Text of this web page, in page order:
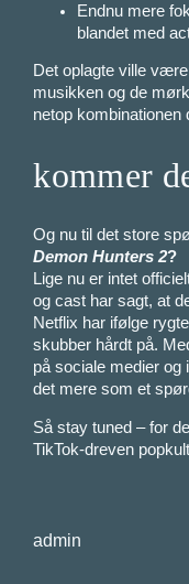
Endnu mere
blandet med
Det oplagte ville
musikken og de
netop kombinationen
kommer
Og nu til det store
Demon Hunters 2?
Lige nu er intet
og cast har sagt, at
Netflix har ifølge
skubber hårdt på.
på sociale medier
det mere som et
Så stay tuned – for
TikTok-dreven
admin